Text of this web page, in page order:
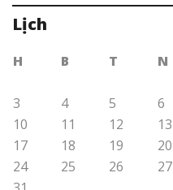
Lịch
H B T N
3
4 5 6
10
11 12 13
17
18 19 20
24
25 26 27